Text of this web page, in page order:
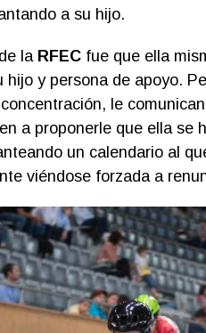
a su hijo.
la RFECfue que ella
hijo y persona de apoyo.
le
a proponerle que ella se
un calendario al
viéndose forzada a